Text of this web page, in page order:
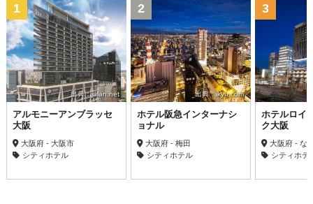
出典：jalan.net
1
アルモニーアンブラッセ
大阪
大阪府 - 大阪市
シティホテル
出典：ikyu.com
2
ホテル阪急インターナシ
ョナル
大阪府 - 梅田
シティホテル
3
ホテルロイ
ク大阪
大阪府 - な
シティホテ